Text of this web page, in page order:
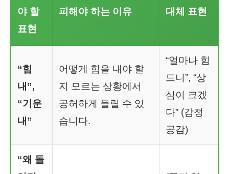
야 할
표현
피해야 하는 이유 대체 표현
“힘
내”,
“기운
내”
어떻게 힘을 내야 할
지 모르는 상황에서
공허하게 들릴 수 있
습니다.
“얼마나 힘
드니”, “상
심이 크겠
다” (감정
공감)
“왜 돌